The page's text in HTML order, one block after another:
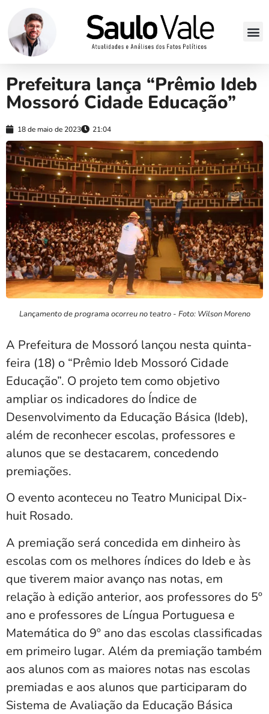
Prefeitura lança “Prêmio Ideb
Mossoró Cidade Educação”
18 de maio de 2023 21:04
Lançamento de programa ocorreu no teatro - Foto: Wilson Moreno
A Prefeitura de Mossoró lançou nesta quinta-
feira (18) o “Prêmio Ideb Mossoró Cidade
Educação”. O projeto tem como objetivo
ampliar os indicadores do Índice de
Desenvolvimento da Educação Básica (Ideb),
além de reconhecer escolas, professores e
alunos que se destacarem, concedendo
premiações.
O evento aconteceu no Teatro Municipal Dix-
huit Rosado.
A premiação será concedida em dinheiro às
escolas com os melhores índices do Ideb e às
que tiverem maior avanço nas notas, em
relação à edição anterior, aos professores do 5º
ano e professores de Língua Portuguesa e
Matemática do 9º ano das escolas classificadas
em primeiro lugar. Além da premiação também
aos alunos com as maiores notas nas escolas
premiadas e aos alunos que participaram do
Sistema de Avaliação da Educação Básica